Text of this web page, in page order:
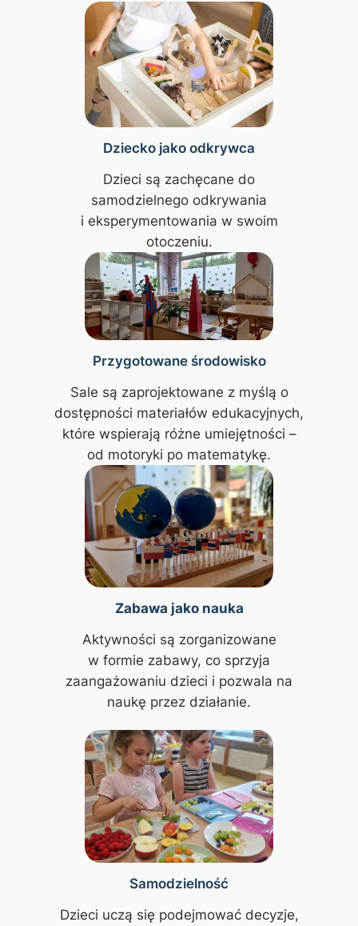
Dziecko jako odkrywca
Dzieci są zachęcane do
samodzielnego odkrywania
i eksperymentowania w swoim
otoczeniu.
Przygotowane środowisko
Sale są zaprojektowane z myślą o
dostępności materiałów edukacyjnych,
które wspierają różne umiejętności –
od motoryki po matematykę.
Zabawa jako nauka
Aktywności są zorganizowane
w formie zabawy, co sprzyja
zaangażowaniu dzieci i pozwala na
naukę przez działanie.
Samodzielność
Dzieci uczą się podejmować decyzje,